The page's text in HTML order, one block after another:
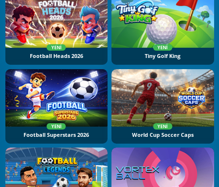
YENI
Football Heads 2026
YENI
Tiny Golf King
YENI
Football Superstars 2026
YENI
World Cup Soccer Caps